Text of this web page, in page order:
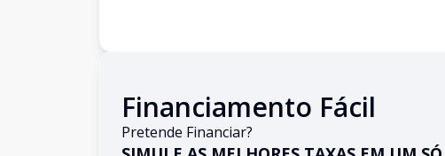
Financiamento Fácil
Pretende Financiar?